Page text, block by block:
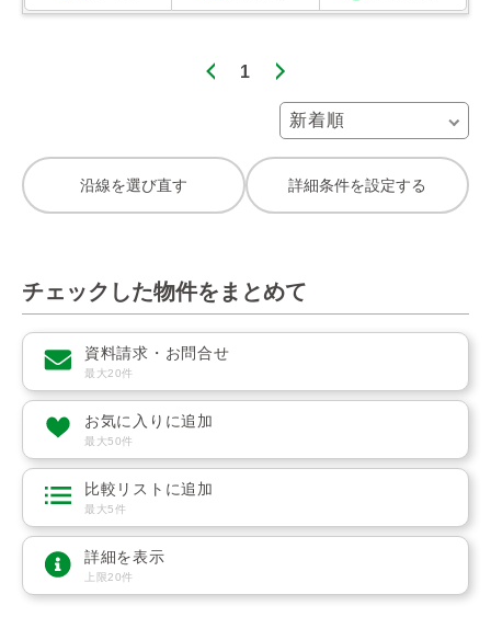
1
沿線を選び直す 詳細条件を設定する
チェックした物件をまとめて
資料請求・お問合せ
最大20件
お気に入りに追加
最大50件
比較リストに追加
最大5件
詳細を表示
上限20件